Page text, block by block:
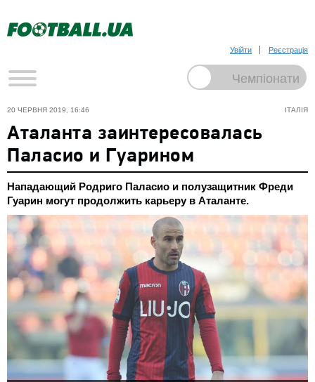
Увійти Реєстрація
ІТАЛІЯ
20 ЧЕРВНЯ 2019, 16:46
Аталанта заинтересовалась
Паласио и Гуарином
Нападающий Родриго Паласио и полузащитник Фреди
Гуарин могут продолжить карьеру в Аталанте.